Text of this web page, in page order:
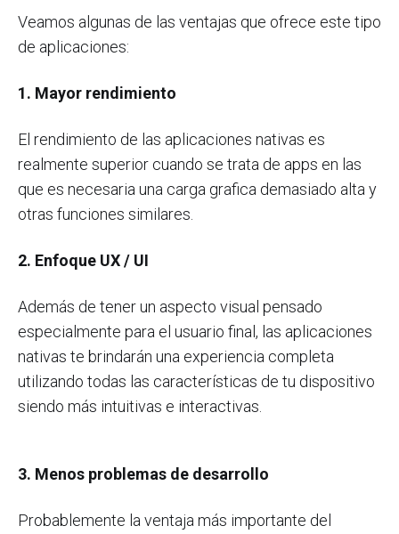
Veamos algunas de las ventajas que ofrece este tipo
de aplicaciones:
1. Mayor rendimiento
El rendimiento de las aplicaciones nativas es
realmente superior cuando se trata de apps en las
que es necesaria una carga grafica demasiado alta y
otras funciones similares.
2. Enfoque UX / UI
Además de tener un aspecto visual pensado
especialmente para el usuario final, las aplicaciones
nativas te brindarán una experiencia completa
utilizando todas las características de tu dispositivo
siendo más intuitivas e interactivas.
3. Menos problemas de desarrollo
Probablemente la ventaja más importante del